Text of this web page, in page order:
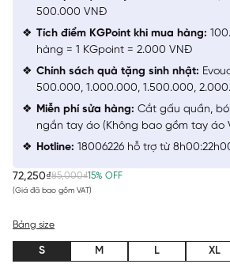
72,250₫85,000₫15% OFF
(Giá đã bao gồm VAT)
Bảng size
S M L XL
500.000 VNĐ
Tích điểm KGPoint khi mua hàng:
hàng = 1 KGpoint = 2.000 VNĐ
Chính sách quà tặng sinh nhật:
500.000, 1.000.000, 1.500.000,
Miễn phí sửa hàng: Cắt gấu quần,
ngắn tay áo (Không bao gồm tay áo
Hotline: 18006226 hỗ trợ từ